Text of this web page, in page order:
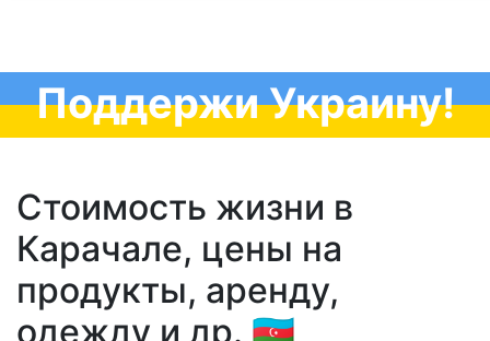
Поддержи Украину!
Стоимость жизни в
Карачале, цены на
продукты, аренду,
одежду и др. 🇦🇿